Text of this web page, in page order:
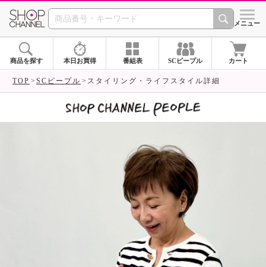
SHOP CHANNEL シメニュー
商品を探す 本日お買得 番組表 SCピープル カート
TOP SCピープル スタイリング・ライフスタイル詳細